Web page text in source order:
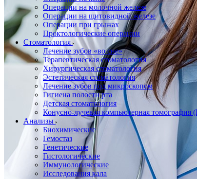
Операции на молочной железе
Операции на щитовидной железе
Операции при грыжах
Проктологические операции
Стоматология
Лечение зубов «во сне»
Терапевтическая стоматология
Хирургическая стоматология
Эстетическая стоматология
Лечение зубов под микроскопом
Гигиена полости рта
Детская стоматология
Конусно-лучевая компьютерная
Анализы
Биохимические
Гемостаз
Генетические
Гистологические
Иммунологические
Исследования кала